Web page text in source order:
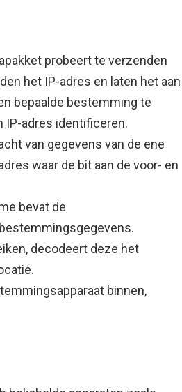
probeert te verzenden
het IP-adres en laten het aan
bepaalde bestemming te
IP-adres identificeren.
van gegevens van de ene
waar de bit aan de voor- en
bevat de
decodeert deze het
binnen,